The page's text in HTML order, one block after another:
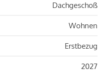
Dachgeschoß
Wohnen
Erstbezug
2027